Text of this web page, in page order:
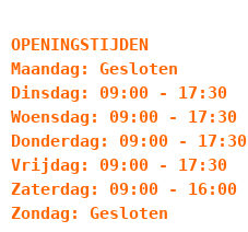
OPENINGSTIJDEN
Maandag: Gesloten
Dinsdag: 09:00 - 17:30
Woensdag: 09:00 - 17:30
Donderdag: 09:00 - 17:30
Vrijdag: 09:00 - 17:30
Zaterdag: 09:00 - 16:00
Zondag: Gesloten